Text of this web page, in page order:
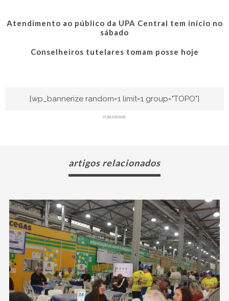
Atendimento ao público da UPA Central tem início no
sábado
Conselheiros tutelares tomam posse hoje
[wp_bannerize random=1 limit=1 group="TOPO"]
PUBLICIDADE
artigos relacionados